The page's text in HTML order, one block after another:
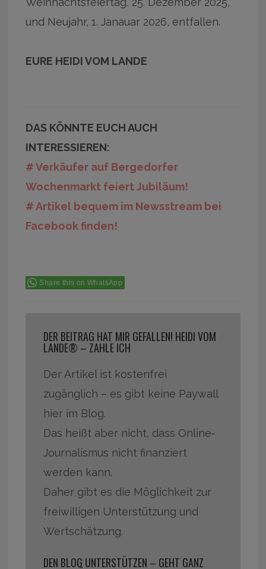
und Neujahr, 1. Janauar 2026, entfallen.
EURE HEIDI VOM LANDE
DAS KÖNNTE EUCH AUCH
INTERESSIEREN:
# Verkäufer auf Bergedorfer
Wochenmarkt feiert Jubiläum!
# Artikel bequem im Newsstream bei
Facebook finden!
Share this on WhatsApp
DER BEITRAG HAT MIR GEFALLEN! HEIDI VOM
LANDE® – ZAHLE ICH
Der Artikel ist kostenfrei
zugänglich – es gibt keine Paywall
hier im Blog.
Das heißt aber nicht, dass Online-
Journalismus nicht finanziert
werden kann.
Daher gibt es die Möglichkeit zur
freiwilligen Unterstützung und
Wertschätzung.
DEN BLOG UNTERSTÜTZEN – GEHT GANZ